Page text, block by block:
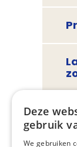
Deze
gebruik
We gebruiken